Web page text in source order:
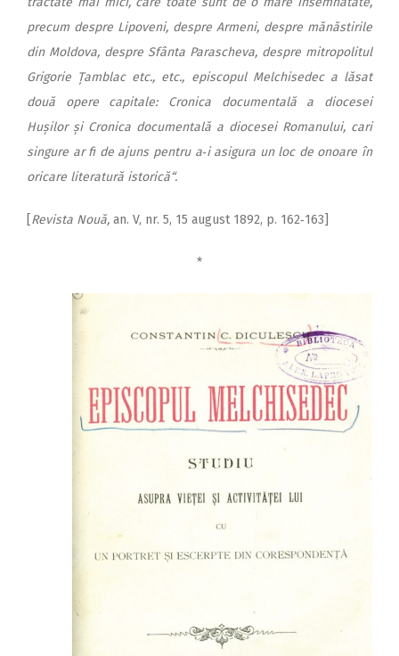
precum despre Lipoveni, despre Armeni, despre mănăstirile
din Moldova, despre Sfânta Parascheva, despre mitropolitul
Grigorie Țamblac etc., etc., episcopul Melchisedec a lăsat
două opere capitale: Cronica documentală a diocesei
Hușilor și Cronica documentală a diocesei Romanului, cari
singure ar fi de ajuns pentru a‑i asigura un loc de onoare în
oricare literatură istorică“.
Revista Nouă, an. V, nr. 5, 15 august 1892, p. 162‑163]
*